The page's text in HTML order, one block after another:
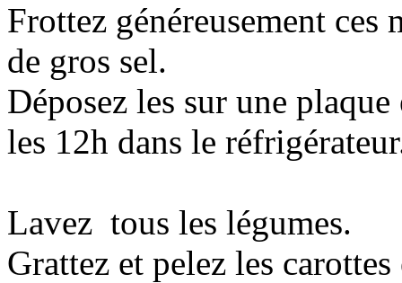
Frottez généreusement ces
de gros sel.
Déposez les sur une plaque
les 12h dans le
Lavez tous les légumes.
Grattez et pelez les carottes